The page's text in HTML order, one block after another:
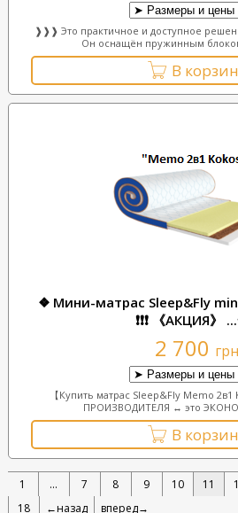
❱❱❱ Это практичное и доступное
Он оснащён пружинным
В
❖ Мини-матрас Sleep&Fly
❗❗❗ 《АКЦИЯ》
2 700 грн
【Купить матрас Sleep&Fly Memo
ПРОИЗВОДИТЕЛЯ ↔ это
В
1 ... 7 8 9 10 11
18
←назад вперед→